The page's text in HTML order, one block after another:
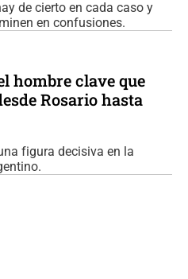
de cierto en cada caso y
en confusiones.
hombre clave que
Rosario hasta
figura decisiva en la